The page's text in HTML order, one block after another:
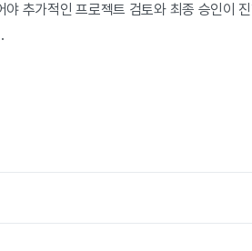
야 추가적인 프로젝트 검토와 최종 승인이